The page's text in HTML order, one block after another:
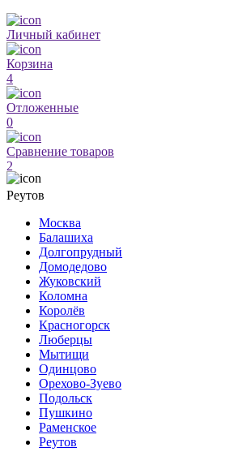
Личный кабинет
Корзина
4
Отложенные
0
Сравнение товаров
2
Реутов
Москва
Балашиха
Долгопрудный
Домодедово
Жуковский
Коломна
Королёв
Красногорск
Люберцы
Мытищи
Одинцово
Орехово-Зуево
Подольск
Пушкино
Раменское
Реутов